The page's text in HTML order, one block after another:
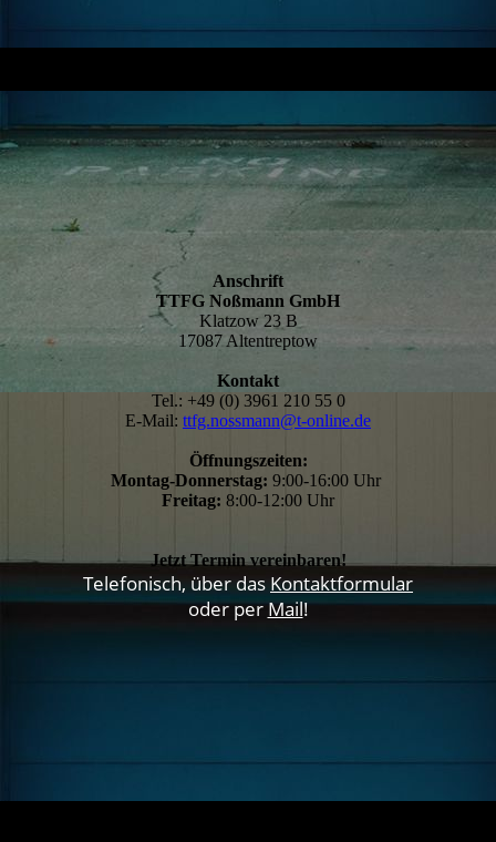
Anschrift
TTFG Noßmann GmbH
Klatzow 23 B
17087 Altentreptow
Kontakt
Tel.: +49 (0) 3961 210 55 0
E-Mail: ttfg.nossmann@t-online.de
Öffnungszeiten:
Montag-Donnerstag: 9:00-16:00 Uhr
Freitag: 8:00-12:00 Uhr
Jetzt Termin vereinbaren!
Telefonisch, über das Kontaktformular
oder perMail!